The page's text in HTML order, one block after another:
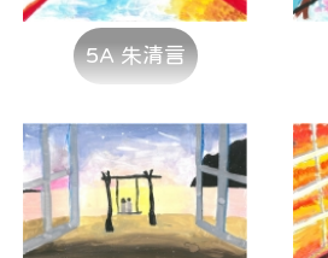
5A 朱清言